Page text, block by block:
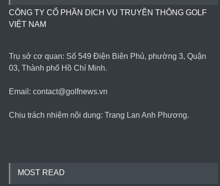
CÔNG TY CỔ PHẦN DỊCH VỤ TRUYỀN THÔNG GOLF
VIỆT NAM
Trụ sở cơ quan: Số 549 Điện Biên Phủ, phường 3, Quận
03, Thành phố Hồ Chí Minh.
Email: contact@golfnews.vn
Chịu trách nhiệm nội dung: Trang Lan Anh Phương.
MOST READ